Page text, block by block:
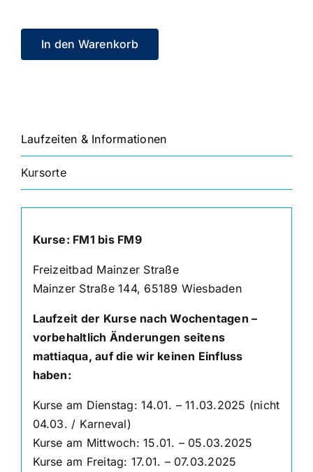
In den Warenkorb
Laufzeiten & Informationen
Kursorte
Kurse: FM1 bis FM9
Freizeitbad Mainzer Straße
Mainzer Straße 144, 65189 Wiesbaden
Laufzeit der Kurse nach Wochentagen –
vorbehaltlich Änderungen seitens
mattiaqua, auf die wir keinen Einfluss
haben:
Kurse am Dienstag: 14.01. – 11.03.2025 (nicht
04.03. / Karneval)
Kurse am Mittwoch: 15.01. – 05.03.2025
Kurse am Freitag: 17.01. – 07.03.2025